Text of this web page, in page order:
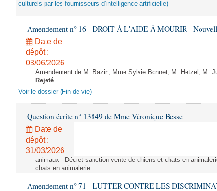
culturels par les fournisseurs d’intelligence artificielle)
Amendement n° 16 - DROIT À L'AIDE À MOURIR -
Date de
dépôt :
03/06/2026
Amendement de M. Bazin, Mme Sylvie Bonnet, M. Hetzel, M.
Rejeté
Voir le dossier (Fin de vie)
Question écrite n° 13849 de Mme Véronique Besse
Date de
dépôt :
31/03/2026
animaux - Décret-sanction vente de chiens et chats en
chats en animalerie.
Amendement n° 71 - LUTTER CONTRE LES